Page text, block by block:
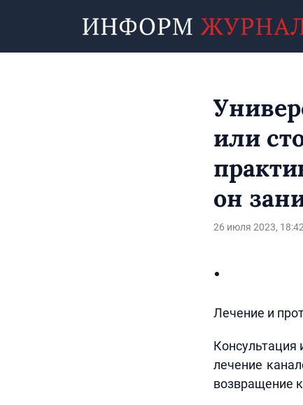
или
он
26 июля 2023, 18:42
Лечение и
Консультация
лечение
возвращение к